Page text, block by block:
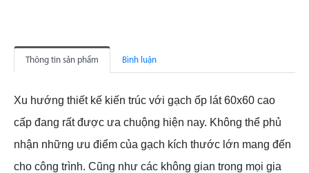
Thông tin sản phẩm Bình luận
Xu hướng thiết kế kiến trúc với gạch ốp lát 60x60 cao
cấp đang rất được ưa chuộng hiện nay. Không thể phủ
nhận những ưu điểm của gạch kích thước lớn mang đến
cho công trình. Cũng như các không gian trong mọi gia